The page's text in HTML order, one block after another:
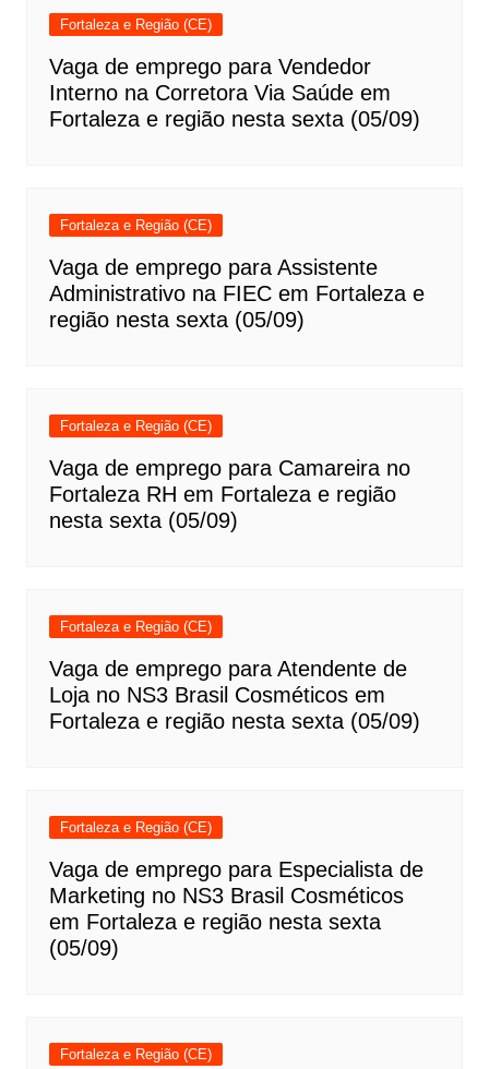
Fortaleza e Região (CE)
Vaga de emprego para Vendedor
Interno na Corretora Via Saúde em
Fortaleza e região nesta sexta (05/09)
Fortaleza e Região (CE)
Vaga de emprego para Assistente
Administrativo na FIEC em Fortaleza e
região nesta sexta (05/09)
Fortaleza e Região (CE)
Vaga de emprego para Camareira no
Fortaleza RH em Fortaleza e região
nesta sexta (05/09)
Fortaleza e Região (CE)
Vaga de emprego para Atendente de
Loja no NS3 Brasil Cosméticos em
Fortaleza e região nesta sexta (05/09)
Fortaleza e Região (CE)
Vaga de emprego para Especialista de
Marketing no NS3 Brasil Cosméticos
em Fortaleza e região nesta sexta
(05/09)
Fortaleza e Região (CE)